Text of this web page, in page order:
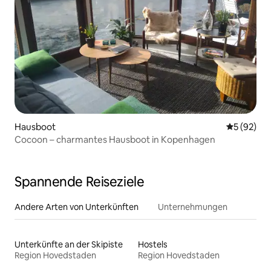
Hausboot
5 (92)
Cocoon – charmantes Hausboot in Kopenhagen
Spannende Reiseziele
Andere Arten von Unterkünften Unternehmungen
Unterkünfte an der Skipiste
Region Hovedstaden
Hostels
Region Hovedstaden